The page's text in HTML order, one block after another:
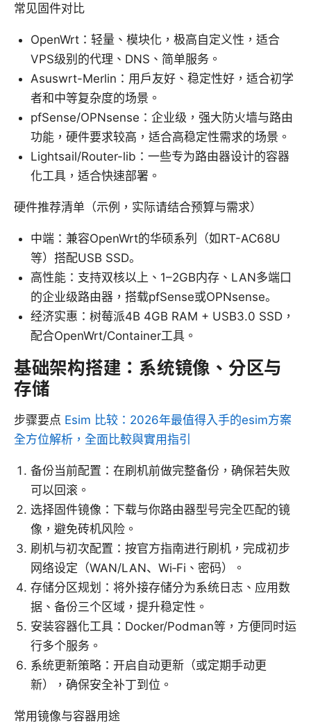
常见固件对比
OpenWrt：轻量、模块化，极高自定义性，适合
VPS级别的代理、DNS、简单服务。
Asuswrt-Merlin：用户友好、稳定性好，适合初学
者和中等复杂度的场景。
pfSense/OPNsense：企业级，强大防火墙与路由
功能，硬件要求较高，适合高稳定性需求的场景。
Lightsail/Router-lib：一些专为路由器设计的容器
化工具，适合快速部署。
硬件推荐清单（示例，实际请结合预算与需求）
中端：兼容OpenWrt的华硕系列（如RT-AC68U
等）搭配USB SSD。
高性能：支持双核以上、1–2GB内存、LAN多端口
的企业级路由器，搭载pfSense或OPNsense。
经济实惠：树莓派4B 4GB RAM + USB3.0 SSD，
配合OpenWrt/Container工具。
基础架构搭建：系统镜像、分区与
存储
步骤要点 Esim 比较：2026年最值得入手的esim方案
全方位解析，全面比較與實用指引
备份当前配置：在刷机前做完整备份，确保若失败
可以回滚。
选择固件镜像：下载与你路由器型号完全匹配的镜
像，避免砖机风险。
刷机与初次配置：按官方指南进行刷机，完成初步
网络设定（WAN/LAN、Wi‑Fi、密码）。
存储分区规划：将外接存储分为系统日志、应用数
据、备份三个区域，提升稳定性。
安装容器化工具：Docker/Podman等，方便同时运
行多个服务。
系统更新策略：开启自动更新（或定期手动更
新），确保安全补丁到位。
常用镜像与容器用途